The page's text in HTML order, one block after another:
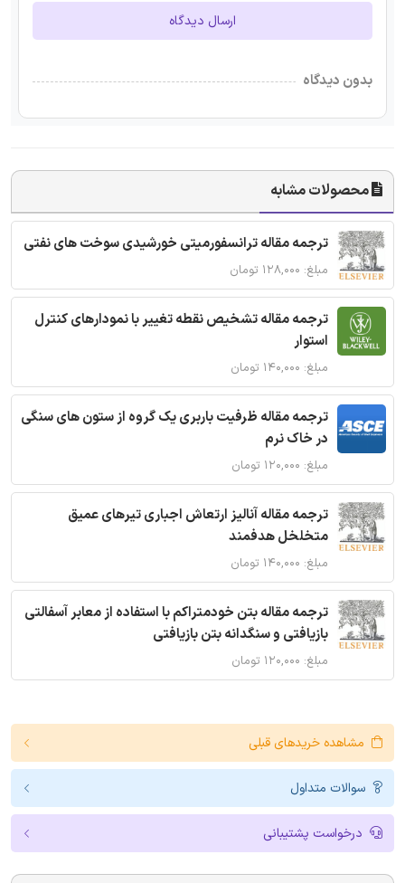
ارسال دیدگاه
بدون دیدگاه
محصولات مشابه
ترجمه مقاله ترانسفورمیتی خورشیدی سوخت های نفتی
مبلغ: ۱۲۸,۰۰۰ تومان
ترجمه مقاله تشخیص نقطه تغییر با نمودارهای کنترل
استوار
مبلغ: ۱۴۰,۰۰۰ تومان
ترجمه مقاله ظرفیت باربری یک گروه از ستون های سنگی
در خاک نرم
مبلغ: ۱۲۰,۰۰۰ تومان
ترجمه مقاله آنالیز ارتعاش اجباری تیرهای عمیق
متخلخل هدفمند
مبلغ: ۱۴۰,۰۰۰ تومان
ترجمه مقاله بتن خودمتراکم با استفاده از معابر آسفالتی
بازیافتی و سنگدانه بتن بازیافتی
مبلغ: ۱۲۰,۰۰۰ تومان
مشاهده خریدهای قبلی
سوالات متداول
درخواست پشتیبانی